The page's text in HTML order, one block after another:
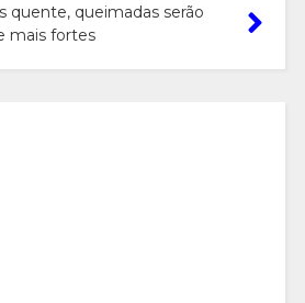
quente, queimadas serão
mais fortes